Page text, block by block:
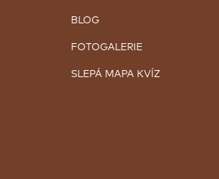
BLOG
FOTOGALERIE
SLEPÁ MAPA KVÍZ